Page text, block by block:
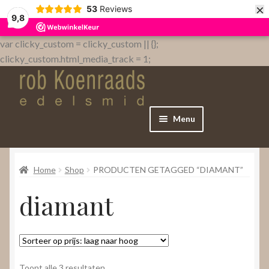
9,8
53 Reviews ×
var clicky_custom = clicky_custom || {};
clicky_custom.html_media_track = 1;
Menu
Home
Over
Contact
Home Shop PRODUCTEN GETAGGED “DIAMANT”
diamant